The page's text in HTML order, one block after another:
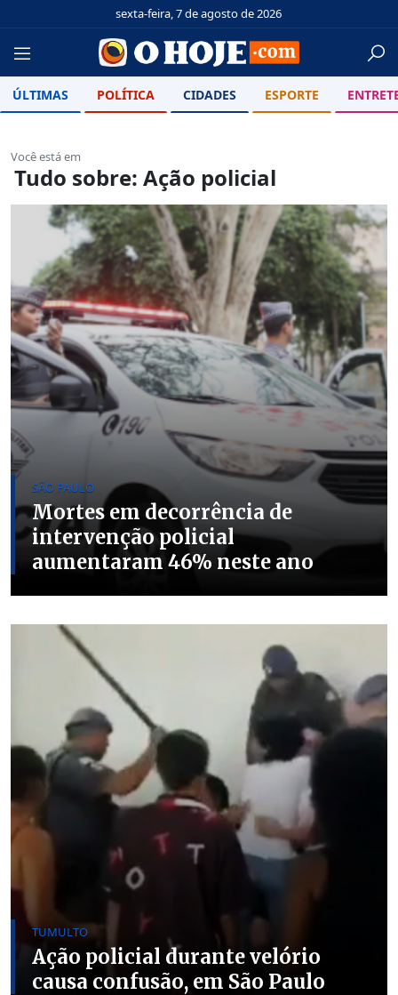
sexta-feira, 7 de agosto de 2026
ÚLTIMAS POLÍTICA CIDADES ESPORTE
Você está em
Tudo sobre: Ação policial
SÃO PAULO
Mortes em decorrência de
intervenção policial
aumentaram 46% neste ano
TUMULTO
Ação policial durante velório
causa confusão, em São Paulo